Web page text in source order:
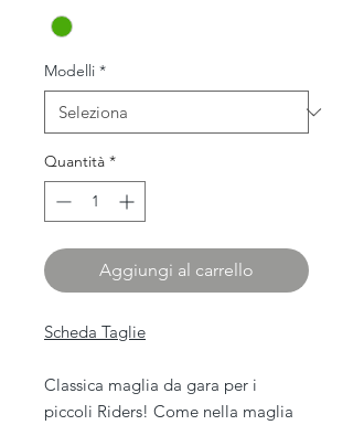
Modelli *
Quantità *
Aggiungi al carrello
Scheda Taglie
Classica maglia da gara per i
piccoli Riders! Come nella maglia